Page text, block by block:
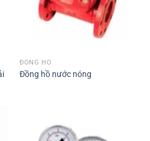
ĐỒNG HỒ
Đồng hồ nước nóng